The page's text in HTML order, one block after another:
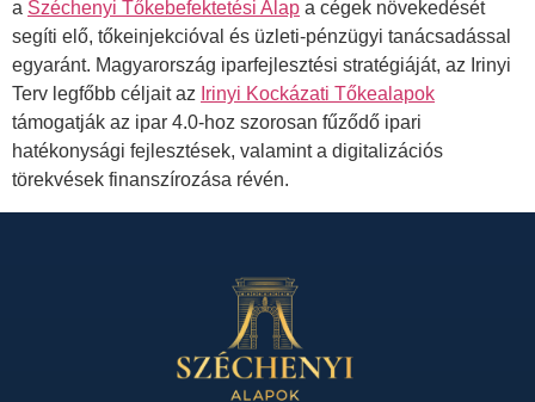
a Széchenyi Tőkebefektetési Alap a cégek növekedését
segíti elő, tőkeinjekcióval és üzleti-pénzügyi tanácsadással
egyaránt. Magyarország iparfejlesztési stratégiáját, az Irinyi
Terv legfőbb céljait az Irinyi Kockázati Tőkealapok
támogatják az ipar 4.0-hoz szorosan fűződő ipari
hatékonysági fejlesztések, valamint a digitalizációs
törekvések finanszírozása révén.